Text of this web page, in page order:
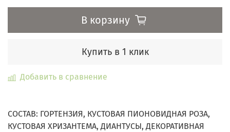
В корзину
Купить в 1 клик
Добавить в сравнение
СОСТАВ: ГОРТЕНЗИЯ, КУСТОВАЯ ПИОНОВИДНАЯ РОЗА,
КУСТОВАЯ ХРИЗАНТЕМА, ДИАНТУСЫ, ДЕКОРАТИВНАЯ